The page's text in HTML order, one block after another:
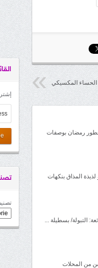
الحساء المكسيكي
رمضان بوصفات
المذاق بنكهات
التبولة/ بسطيلة ...
من المحلات